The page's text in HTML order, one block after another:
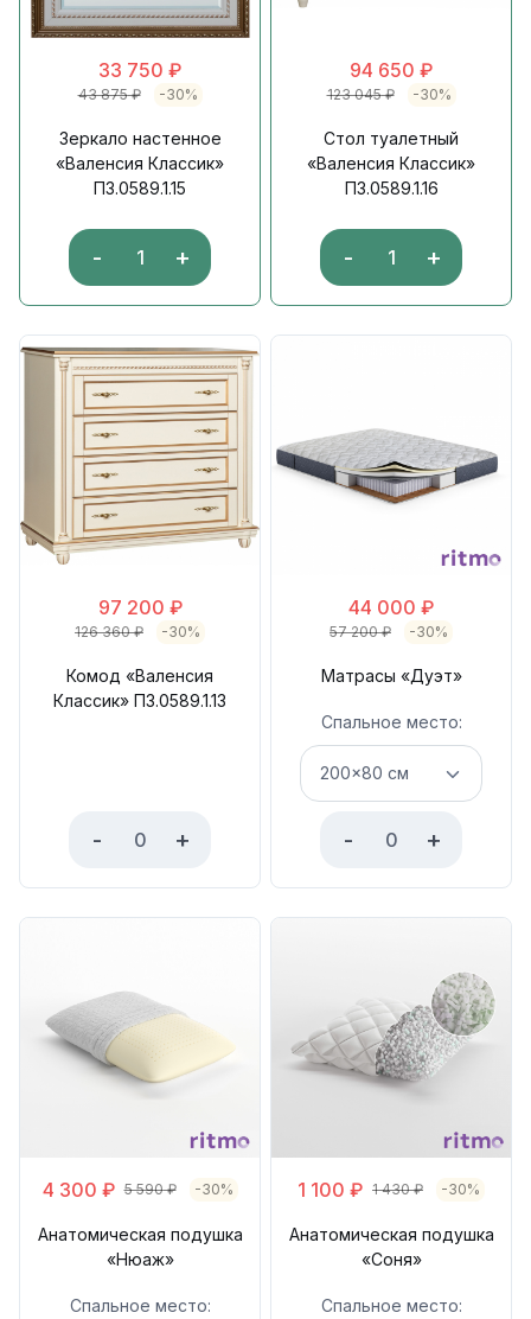
33 750 ₽
43 875₽ -30%
Зеркало настенное
«Валенсия Классик»
П3.0589.1.15
- +
94 650 ₽
123 045₽ -30%
Стол туалетный
«Валенсия Классик»
П3.0589.1.16
- +
97 200 ₽
126 360₽ -30%
Комод «Валенсия
Классик» П3.0589.1.13
- +
44 000 ₽
57 200₽ -30%
Матрасы «Дуэт»
Спальное место:
- +
4 300 ₽ 5 590₽ -30%
Анатомическая подушка
«Нюаж»
Спальное место:
1 100 ₽ 1 430₽ -30%
Анатомическая подушка
«Соня»
Спальное место: